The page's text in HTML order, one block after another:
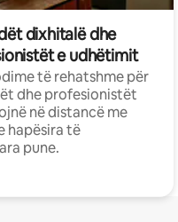
dixhitalë dhe
e udhëtimit
të rehatshme për
dhe profesionistët
në distancë me
hapësira të
pune.